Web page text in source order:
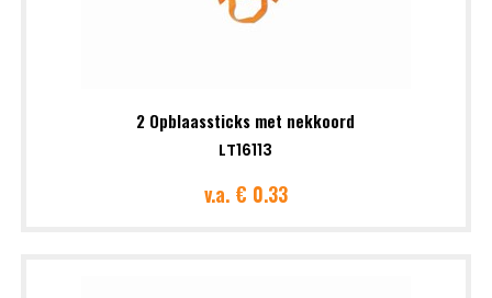
2 Opblaassticks met nekkoord
LT16113
v.a.€ 0.33